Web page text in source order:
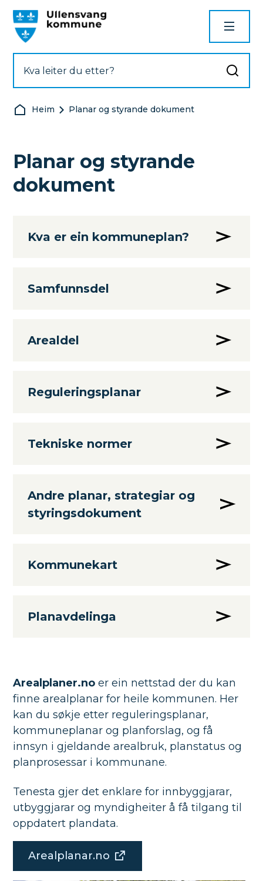
Du er her:
Heim Planar og styrande dokument
Planar og styrande
dokument
Kva er ein kommuneplan?
Samfunnsdel
Arealdel
Reguleringsplanar
Tekniske normer
Andre planar, strategiar og
styringsdokument
Kommunekart
Planavdelinga
Arealplaner.no er ein nettstad der du kan
finne arealplanar for heile kommunen. Her
kan du søkje etter reguleringsplanar,
kommuneplanar og planforslag, og få
innsyn i gjeldande arealbruk, planstatus og
planprosessar i kommunane.
Tenesta gjer det enklare for innbyggjarar,
utbyggjarar og myndigheiter å få tilgang til
oppdatert plandata.
Arealplanar.no